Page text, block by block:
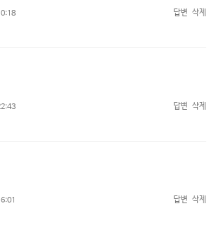
답변 삭제
답변 삭제
답변 삭제